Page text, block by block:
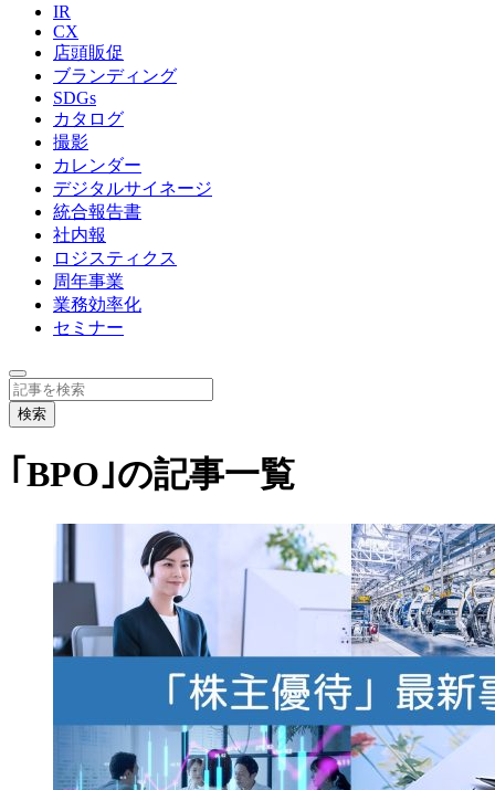
IR
CX
店頭販促
ブランディング
SDGs
カタログ
撮影
カレンダー
デジタルサイネージ
統合報告書
社内報
ロジスティクス
周年事業
業務効率化
セミナー
｢BPO｣の記事一覧